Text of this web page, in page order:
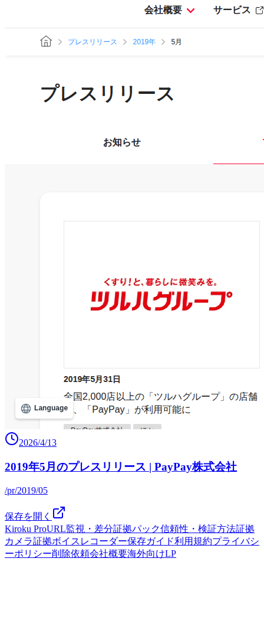
2026/4/13
2019年5月のプレスリリース | PayPay株式会社
/pr/2019/05
保存を開く
Kiroku ProURL監視・差分証拠パック信頼性・検証方法証拠
カメラ証拠ボイスレコーダー保存ガイド利用規約プライバシ
ーポリシー削除依頼会社概要海外向けLP